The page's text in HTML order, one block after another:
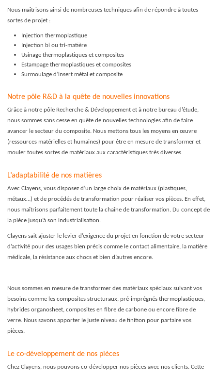
Nous maîtrisons ainsi de nombreuses techniques afin de répondre à toutes
sortes de projet :
Injection thermoplastique
Injection bi ou tri-matière
Usinage thermoplastiques et composites
Estampage thermoplastiques et composites
Surmoulage d’insert métal et composite
Notre pôle R&D à la quête de nouvelles innovations
Grâce à notre pôle Recherche & Développement et à notre bureau d’étude,
nous sommes sans cesse en quête de nouvelles technologies afin de faire
avancer le secteur du composite. Nous mettons tous les moyens en œuvre
(ressources matérielles et humaines) pour être en mesure de transformer et
mouler toutes sortes de matériaux aux caractéristiques très diverses.
L’adaptabilité de nos matières
Avec Clayens, vous disposez d’un large choix de matériaux (plastiques,
métaux…) et de procédés de transformation pour réaliser vos pièces. En effet,
nous maîtrisons parfaitement toute la chaîne de transformation. Du concept de
la pièce jusqu’à son industrialisation.
Clayens sait ajuster le levier d’exigence du projet en fonction de votre secteur
d’activité pour des usages bien précis comme le contact alimentaire, la matière
médicale, la résistance aux chocs et bien d’autres encore.
Nous sommes en mesure de transformer des matériaux spéciaux suivant vos
besoins comme les composites structuraux, pré-imprégnés thermoplastiques,
hybrides organosheet, composites en fibre de carbone ou encore fibre de
verre. Nous savons apporter le juste niveau de finition pour parfaire vos
pièces.
Le co-développement de nos pièces
Chez Clayens, nous pouvons co-développer nos pièces avec nos clients. Cette